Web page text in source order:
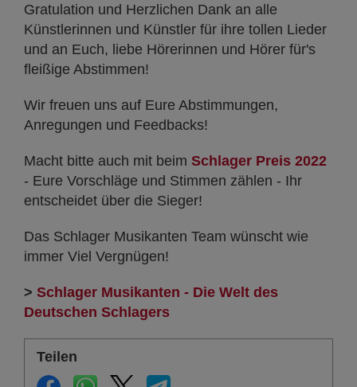
Gratulation und Herzlichen Dank an alle
Künstlerinnen und Künstler für ihre tollen Lieder
und an Euch, liebe Hörerinnen und Hörer für's
fleißige Abstimmen!
Wir freuen uns auf Eure Abstimmungen,
Anregungen und Feedbacks!
Macht bitte auch mit beim Schlager Preis 2022
- Eure Vorschläge und Stimmen zählen - Ihr
entscheidet über die Sieger!
Das Schlager Musikanten Team wünscht wie
immer Viel Vergnügen!
> Schlager Musikanten - Die Welt des
Deutschen Schlagers
Teilen